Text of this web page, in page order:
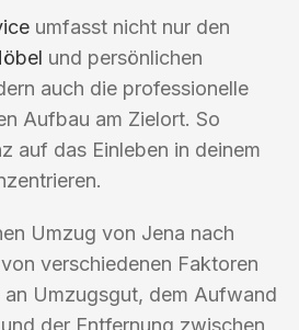
umfasst nicht nur den
und persönlichen
auch die professionelle
Aufbau am Zielort. So
auf das Einleben in deinem
Umzug von Jena nach
verschiedenen Faktoren
Umzugsgut, dem Aufwand
der Entfernung zwischen